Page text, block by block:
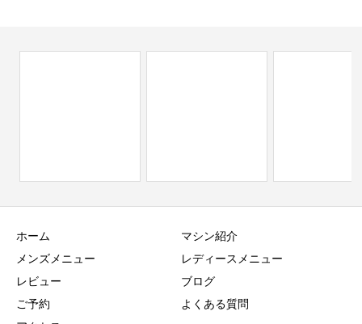
ホーム
マシン紹介
メンズメニュー
レディースメニュー
レビュー
ブログ
ご予約
よくある質問